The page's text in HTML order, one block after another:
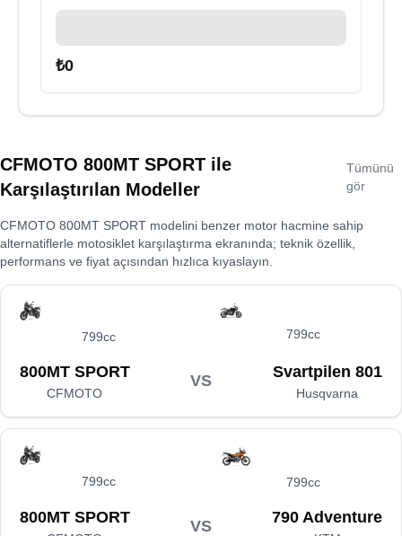
₺0
CFMOTO 800MT SPORT ile
Karşılaştırılan Modeller
Tümünü
gör
CFMOTO 800MT SPORT modelini benzer motor hacmine sahip
alternatiflerle motosiklet karşılaştırma ekranında; teknik özellik,
performans ve fiyat açısından hızlıca kıyaslayın.
799cc 799cc
800MT SPORT
CFMOTO
VS
Svartpilen 801
Husqvarna
799cc 799cc
800MT SPORT
VS
790 Adventure